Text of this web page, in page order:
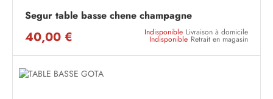
Segur table basse chene champagne
40,00 € Indisponible Livraison à domicile
Indisponible Retrait en magasin